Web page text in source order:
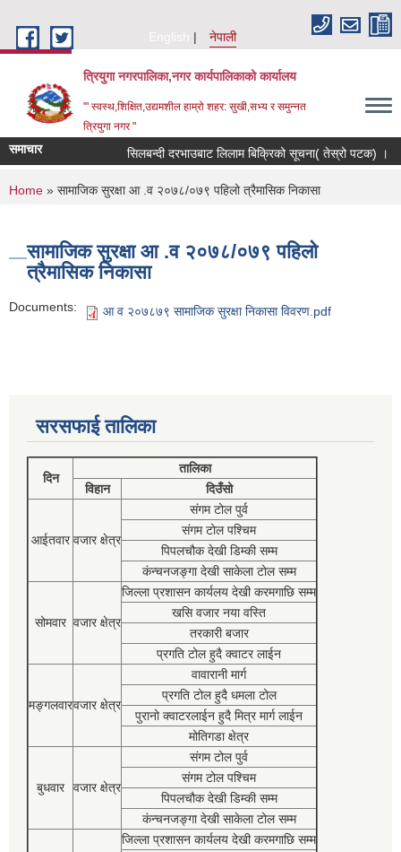
English
नेपाली
त्रियुगा नगरपालिका,नगर कार्यपालिकाको कार्यालय
'" स्वस्थ,शिक्षित,उद्यमशील हाम्रो शहर: सुखी,सभ्य र समुन्नत
त्रियुगा नगर "
समाचार सिलबन्दी दरभाउबाट लिलाम बिक्रिको सूचना( तेस्रो पटक) ।
You are here
Home » सामाजिक सुरक्षा आ .व २०७८/०७९ पहिलो त्रैमासिक निकासा
सामाजिक सुरक्षा आ .व २०७८/०७९ पहिलो
त्रैमासिक निकासा
Documents: आ व २०७८७९ सामाजिक सुरक्षा निकासा विवरण.pdf
सरसफाई तालिका
दिन
तालिका
विहान
दिउँसो
आईतवार वजार क्षेत्र
संगम टोल पुर्व
संगम टोल पश्चिम
पिपलचौक देखी डिम्की सम्म
कंन्चनजङ्गा देखी साकेला टोल सम्म
सोमवार वजार क्षेत्र
जिल्ला प्रशासन कार्यलय देखी करमगाछि सम्म
खसि वजार नया वस्ति
तरकारी बजार
प्रगति टोल हुदै क्वाटर लाईन
मङ्गलवारवजार क्षेत्र
वावारानी मार्ग
प्रगति टोल हुदै धमला टोल
पुरानो क्वाटरलाईन हुदै मित्र मार्ग लाईन
मोतिगडा क्षेत्र
बुधवार वजार क्षेत्र
संगम टोल पुर्व
संगम टोल पश्चिम
पिपलचौक देखी डिम्की सम्म
कंन्चनजङ्गा देखी साकेला टोल सम्म
जिल्ला प्रशासन कार्यलय देखी करमगाछि सम्म